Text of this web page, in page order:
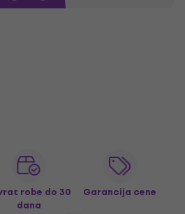
robe do 30
dana
Garancija cene